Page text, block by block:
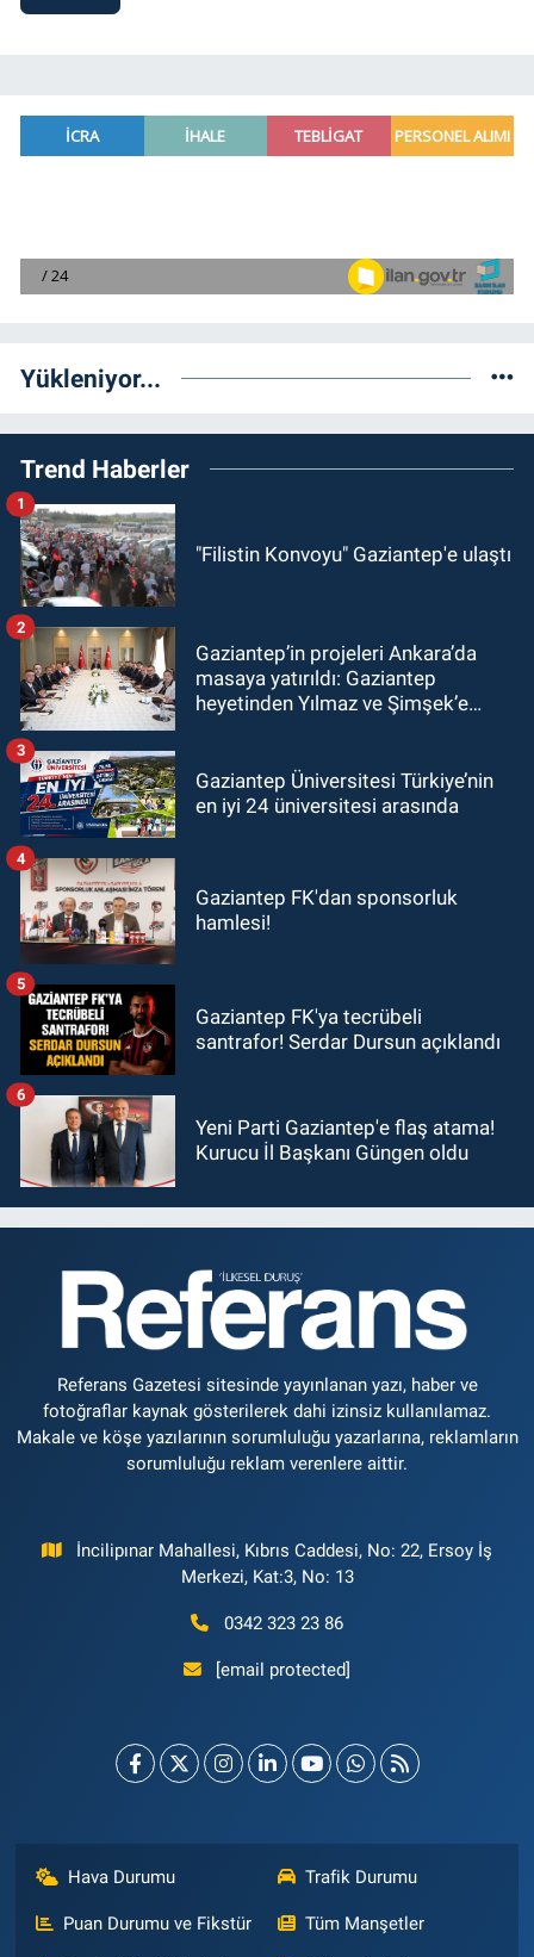
Yükleniyor...
Trend Haberler
"Filistin Konvoyu" Gaziantep'e ulaştı
1
Gaziantep’in projeleri Ankara’da
masaya yatırıldı: Gaziantep
heyetinden Yılmaz ve Şimşek’e
2
Gaziantep Üniversitesi Türkiye’nin
en iyi 24 üniversitesi arasında
3
Gaziantep FK'dan sponsorluk
hamlesi!
4
Gaziantep FK'ya tecrübeli
santrafor! Serdar Dursun açıklandı
5
Yeni Parti Gaziantep'e flaş atama!
Kurucu İl Başkanı Güngen oldu
6
Referans Gazetesi sitesinde yayınlanan yazı, haber ve
fotoğraflar kaynak gösterilerek dahi izinsiz kullanılamaz.
Makale ve köşe yazılarının sorumluluğu yazarlarına, reklamların
sorumluluğu reklam verenlere aittir.
İncilipınar Mahallesi, Kıbrıs Caddesi, No: 22, Ersoy İş
Merkezi, Kat:3, No: 13
0342 323 23 86
[email protected]
Hava Durumu Trafik Durumu
Puan Durumu ve Fikstür Tüm Manşetler